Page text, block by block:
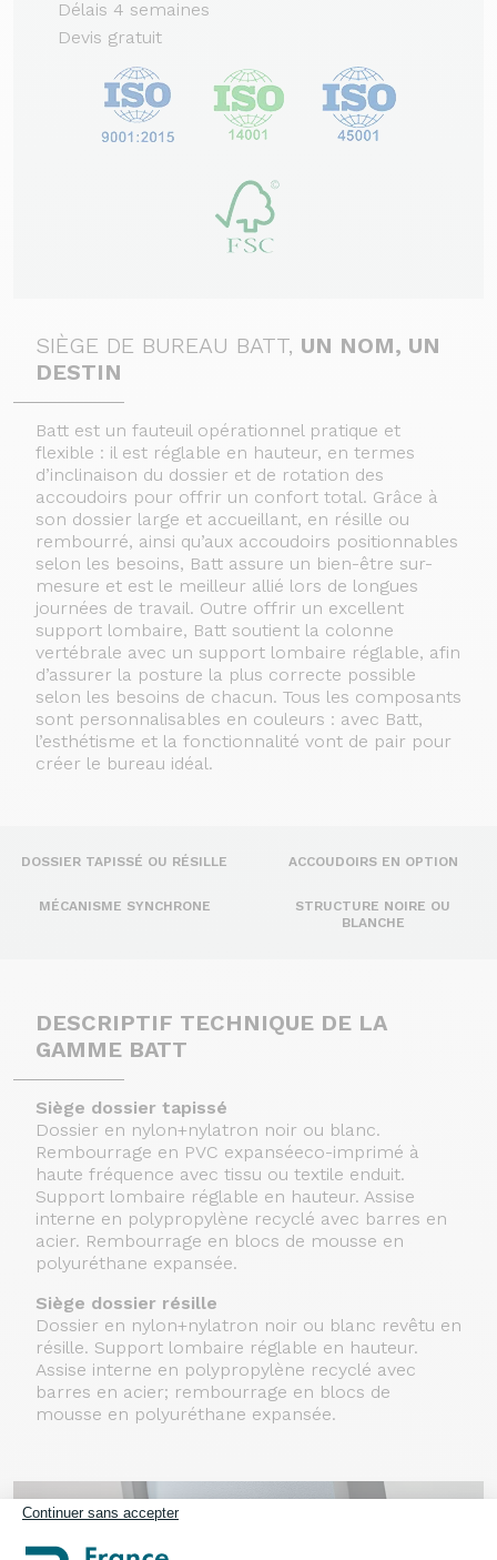
Continuer sans accepter
Délais 4 semaines
Devis gratuit
SIÈGE DE BUREAU BATT, UN NOM, UN
DESTIN
Batt est un fauteuil opérationnel pratique et
flexible : il est réglable en hauteur, en termes
d’inclinaison du dossier et de rotation des
accoudoirs pour offrir un confort total. Grâce à
son dossier large et accueillant, en résille ou
rembourré, ainsi qu’aux accoudoirs positionnables
selon les besoins, Batt assure un bien-être sur-
mesure et est le meilleur allié lors de longues
journées de travail. Outre offrir un excellent
support lombaire, Batt soutient la colonne
vertébrale avec un support lombaire réglable, afin
d’assurer la posture la plus correcte possible
selon les besoins de chacun. Tous les composants
sont personnalisables en couleurs : avec Batt,
l’esthétisme et la fonctionnalité vont de pair pour
créer le bureau idéal.
DOSSIER TAPISSÉ OU RÉSILLE ACCOUDOIRS EN OPTION
MÉCANISME SYNCHRONE
STRUCTURE NOIRE OU
BLANCHE
DESCRIPTIF TECHNIQUE DE LA
GAMME BATT
Siège dossier tapissé
Dossier en nylon+nylatron noir ou blanc.
Rembourrage en PVC expanséeco-imprimé à
haute fréquence avec tissu ou textile enduit.
Support lombaire réglable en hauteur. Assise
interne en polypropylène recyclé avec barres en
acier. Rembourrage en blocs de mousse en
polyuréthane expansée.
Siège dossier résille
Dossier en nylon+nylatron noir ou blanc revêtu en
résille. Support lombaire réglable en hauteur.
Assise interne en polypropylène recyclé avec
barres en acier; rembourrage en blocs de
mousse en polyuréthane expansée.